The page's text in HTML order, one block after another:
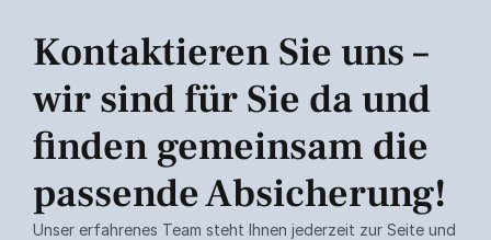
Kontaktieren Sie uns –
wir sind für Sie da und
finden gemeinsam die
passende Absicherung!
Unser erfahrenes Team steht Ihnen jederzeit zur Seite und